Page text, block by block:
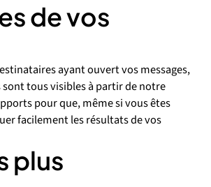
de vos
ayant ouvert vos messages,
tous visibles à partir de notre
pour que, même si vous êtes
facilement les résultats de vos
plus